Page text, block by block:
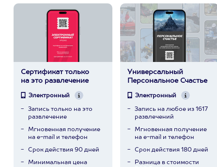
Сертификат только
на это развлечение
Электронный
Запись только на это
развлечение
Мгновенная получение
на e-mail и телефон
Срок действия 90 дней
Минимальная цена
Универсальный
Персональное Счастье
Электронный
Запись на любое из 1617
развлечений
Мгновенная получение
на e-mail и телефон
Срок действия 180 дней
Разница в стоимости